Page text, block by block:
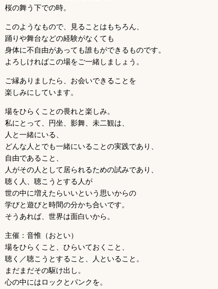
桜の舞う下での時。
このようなもので、見ることはもちろん、
踊りや舞台などの経験がなくても
身体に不自由があっても誰もができるものです。
よろしければこの場をご一緒しましょう。
ご縁ありましたら、お会いできることを
楽しみにしています。
場をひらくことの畏れと楽しみ。
私にとって、円坐、影舞、未二観は、
人と一緒にいる、
どんな人とでも一緒にいることの実践であり、
自由であること、
人がその人として居られるための試みであり、
聴く人、聴こうとする人が
世の中に増えたらいいという思いからの
学びと遊びと時間の分かち合いです。
そうあれば、世界は面白いから。
主催：音惟（おとい）
場をひらくこと、ひらいておくこと、
聴く／聴こうとすること、人といること。
まだまだその駆け出し。
心の中にはロックとパンクを。